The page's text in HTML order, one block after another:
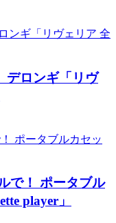
デロンギ「リヴ
で！ ポータブル
player」